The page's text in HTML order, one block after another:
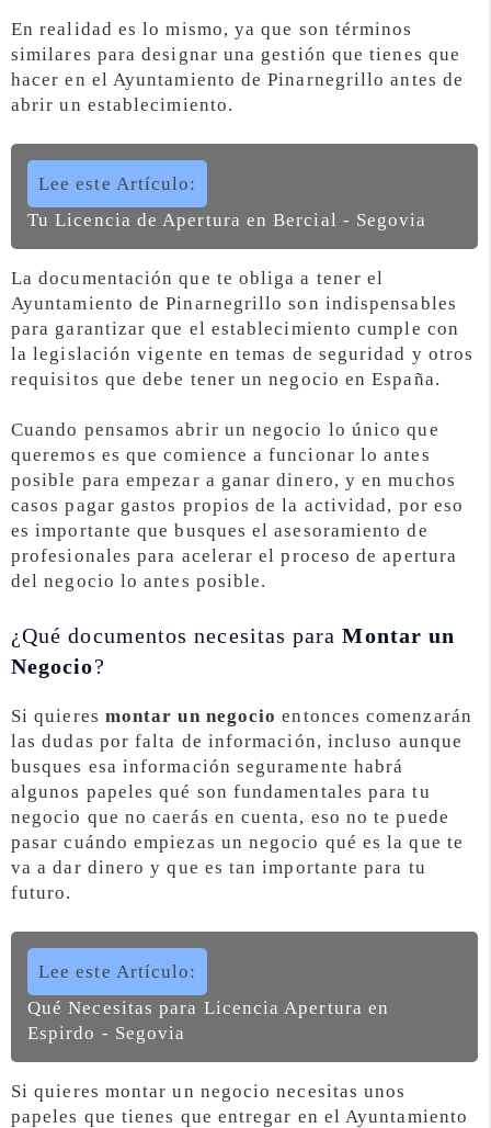
En realidad es lo mismo, ya que son términos
similares para designar una gestión que tienes que
hacer en el Ayuntamiento de Pinarnegrillo antes de
abrir un establecimiento.
Lee este Artículo:
Tu Licencia de Apertura en Bercial - Segovia
La documentación que te obliga a tener el
Ayuntamiento de Pinarnegrillo son indispensables
para garantizar que el establecimiento cumple con
la legislación vigente en temas de seguridad y otros
requisitos que debe tener un negocio en España.
Cuando pensamos abrir un negocio lo único que
queremos es que comience a funcionar lo antes
posible para empezar a ganar dinero, y en muchos
casos pagar gastos propios de la actividad, por eso
es importante que busques el asesoramiento de
profesionales para acelerar el proceso de apertura
del negocio lo antes posible.
¿Qué documentos necesitas paraMontar un
Negocio?
Si quieres montar un negocio entonces comenzarán
las dudas por falta de información, incluso aunque
busques esa información seguramente habrá
algunos papeles qué son fundamentales para tu
negocio que no caerás en cuenta, eso no te puede
pasar cuándo empiezas un negocio qué es la que te
va a dar dinero y que es tan importante para tu
futuro.
Lee este Artículo:
Qué Necesitas para Licencia Apertura en
Espirdo - Segovia
Si quieres montar un negocio necesitas unos
papeles que tienes que entregar en el Ayuntamiento